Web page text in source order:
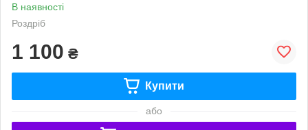
В наявності
Роздріб
1 100 ₴
Купити
або